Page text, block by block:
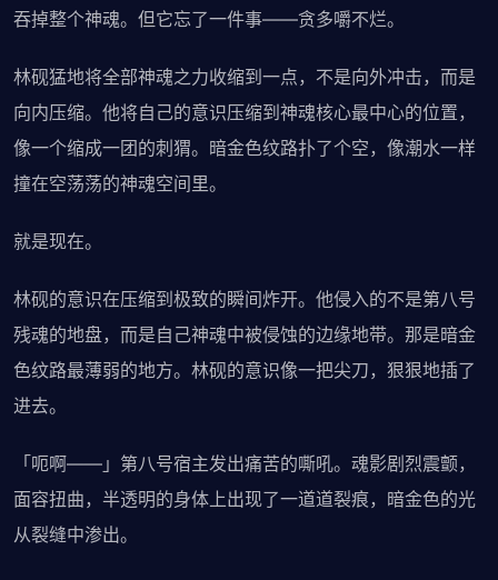
吞掉整个神魂。但它忘了一件事——贪多嚼不烂。
林砚猛地将全部神魂之力收缩到一点，不是向外冲击，而是
向内压缩。他将自己的意识压缩到神魂核心最中心的位置，
像一个缩成一团的刺猬。暗金色纹路扑了个空，像潮水一样
撞在空荡荡的神魂空间里。
就是现在。
林砚的意识在压缩到极致的瞬间炸开。他侵入的不是第八号
残魂的地盘，而是自己神魂中被侵蚀的边缘地带。那是暗金
色纹路最薄弱的地方。林砚的意识像一把尖刀，狠狠地插了
进去。
「呃啊——」第八号宿主发出痛苦的嘶吼。魂影剧烈震颤，
面容扭曲，半透明的身体上出现了一道道裂痕，暗金色的光
从裂缝中渗出。